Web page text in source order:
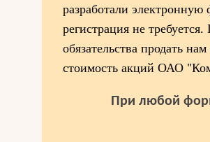
разработали электронную
регистрация не
обязательства продать
стоимость акций ОАО
При любой